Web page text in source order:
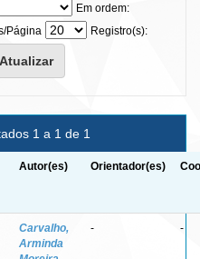
Em ordem:
Página
Registro(s):
1 a 1 de 1
Autor(es) Orientador(es)
Carvalho,
Arminda
- -